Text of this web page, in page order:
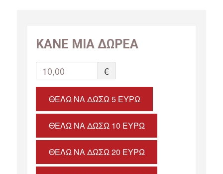
ΚΑΝΕ ΜΙΑ ΔΩΡΕΑ
10,00 €
ΘΈΛΩ ΝΑ ΔΏΣΩ 5 ΕΥΡΏ
ΘΈΛΩ ΝΑ ΔΏΣΩ 10 ΕΥΡΏ
ΘΈΛΩ ΝΑ ΔΏΣΩ 20 ΕΥΡΏ